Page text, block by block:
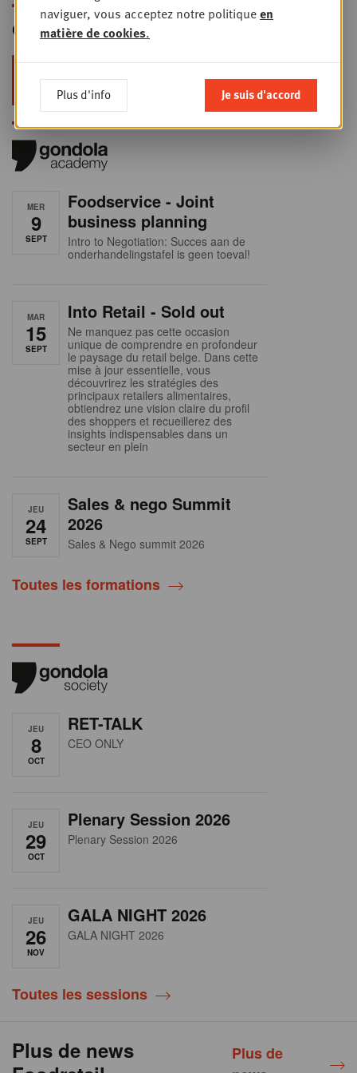
Gondola Newsletter
foodservice !
MER
9
SEPT
Foodservice - Joint
business planning
Intro to Negotiation: Succes aan de
onderhandelingstafel is geen toeval!
MAR
15
SEPT
Into Retail - Sold out
Ne manquez pas cette occasion
unique de comprendre en profondeur
le paysage du retail belge. Dans cette
mise à jour essentielle, vous
découvrirez les stratégies des
principaux retailers alimentaires,
obtiendrez une vision claire du profil
des shoppers et recueillerez des
insights indispensables dans un
secteur en plein
JEU
24
SEPT
Sales & nego Summit
2026
Sales & Nego summit 2026
Toutes les formations
JEU
8
OCT
RET-TALK
CEO ONLY
JEU
29
OCT
Plenary Session 2026
Plenary Session 2026
JEU
26
NOV
GALA NIGHT 2026
GALA NIGHT 2026
Toutes les sessions
Plus de news
Plus de
naviguer, vous acceptez notre politiqueen
matière de cookies.
Plus d'info Je suis d'accord